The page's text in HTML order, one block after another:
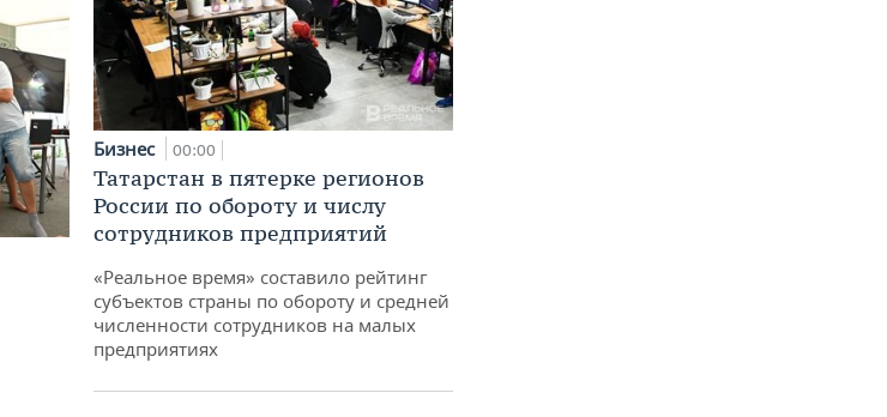
Бизнес 00:00
Татарстан в пятерке регионов
России по обороту и числу
сотрудников предприятий
«Реальное время» составило рейтинг
субъектов страны по обороту и средней
численности сотрудников на малых
предприятиях